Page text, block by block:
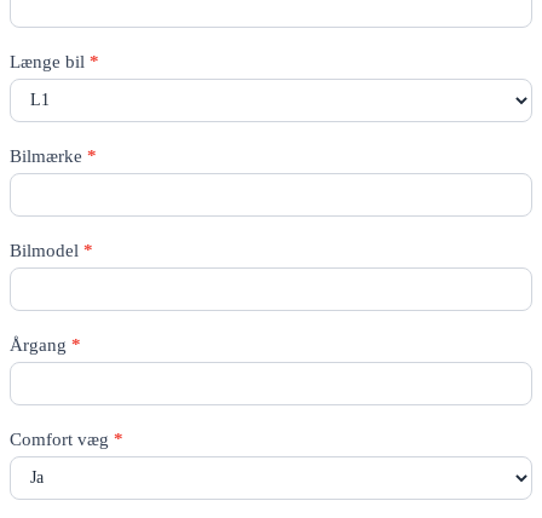
All
pages
Længe bil *
Bilmærke *
Bilmodel *
Årgang *
Comfort væg *